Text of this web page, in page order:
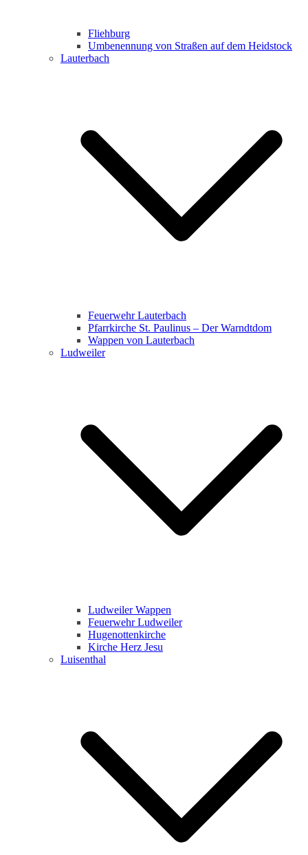
Fliehburg
Umbenennung von Straßen auf dem Heidstock
Lauterbach
Feuerwehr Lauterbach
Pfarrkirche St. Paulinus – Der Warndtdom
Wappen von Lauterbach
Ludweiler
Ludweiler Wappen
Feuerwehr Ludweiler
Hugenottenkirche
Kirche Herz Jesu
Luisenthal